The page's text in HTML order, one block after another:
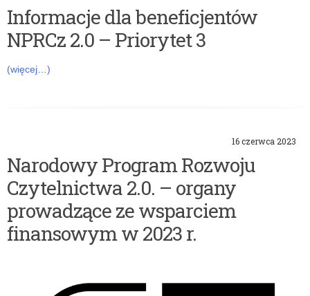
Informacje dla beneficjentów
NPRCz 2.0 – Priorytet 3
(więcej…)
16 czerwca 2023
Narodowy Program Rozwoju
Czytelnictwa 2.0. – organy
prowadzące ze wsparciem
finansowym w 2023 r.